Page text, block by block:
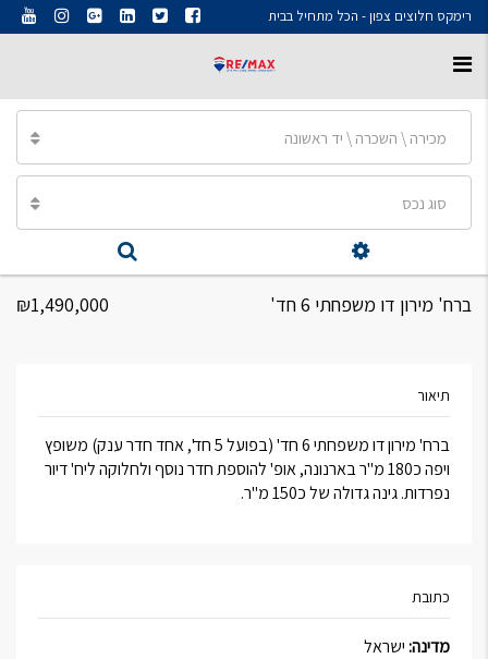
רימקס חלוצים צפון - הכל מתחיל בבית
מכירה \ השכרה \ יד ראשונה
סוג נכס
ברח' מירון דו משפחתי 6 חד' ₪1,490,000
תיאור
ברח' מירון דו משפחתי 6 חד' (בפועל 5 חד', אחד חדר ענק) משופץ
ויפה כ180 מ"ר בארנונה, אופ' להוספת חדר נוסף ולחלוקה ליח' דיור
נפרדות. גינה גדולה של כ150 מ"ר.
כתובת
מדינה:ישראל